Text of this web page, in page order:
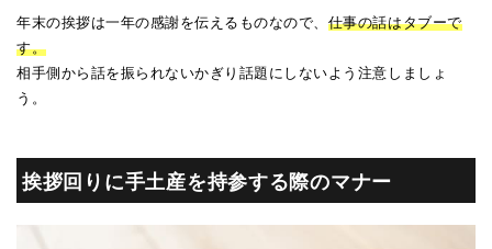
年末の挨拶は一年の感謝を伝えるものなので、 仕事の話はタブーで
す。
相手側から話を振られないかぎり話題にしないよう注意しましょ
う。
挨拶回りに手土産を持参する際のマナー